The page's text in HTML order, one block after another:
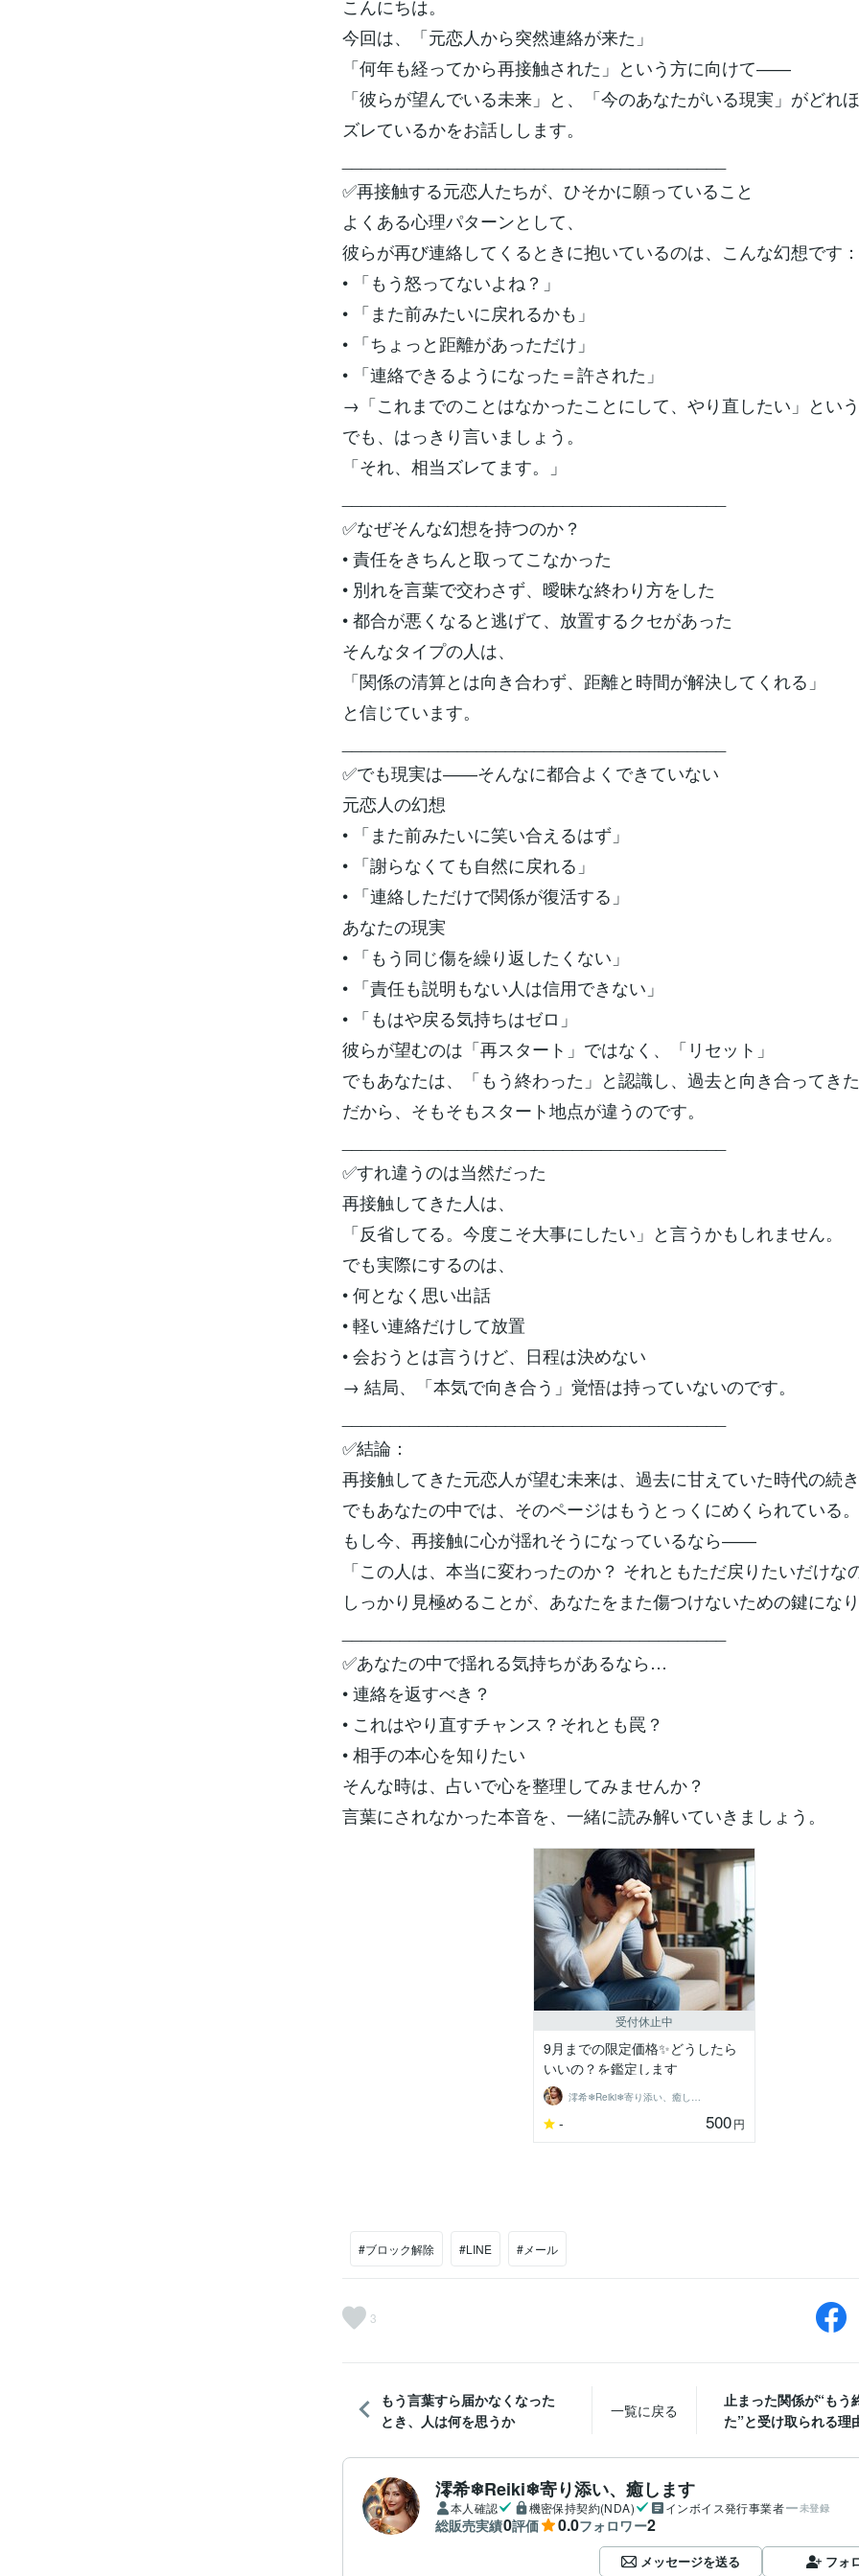
こんにちは。
今回は、「元恋人から突然連絡が来た」
「何年も経ってから再接触された」という方に向けて――
「彼らが望んでいる未来」と、「今のあなたがいる現実」がどれ
ズレているかをお話しします。
✅再接触する元恋人たちが、ひそかに願っていること
よくある心理パターンとして、
彼らが再び連絡してくるときに抱いているのは、こんな幻想です：
• 「もう怒ってないよね？」
• 「また前みたいに戻れるかも」
• 「ちょっと距離があっただけ」
• 「連絡できるようになった＝許された」
→「これまでのことはなかったことにして、やり直したい」という
でも、はっきり言いましょう。
「それ、相当ズレてます。」
✅なぜそんな幻想を持つのか？
• 責任をきちんと取ってこなかった
• 別れを言葉で交わさず、曖昧な終わり方をした
• 都合が悪くなると逃げて、放置するクセがあった
そんなタイプの人は、
「関係の清算とは向き合わず、距離と時間が解決してくれる」
と信じています。
✅でも現実は――そんなに都合よくできていない
元恋人の幻想
• 「また前みたいに笑い合えるはず」
• 「謝らなくても自然に戻れる」
• 「連絡しただけで関係が復活する」
あなたの現実
• 「もう同じ傷を繰り返したくない」
• 「責任も説明もない人は信用できない」
• 「もはや戻る気持ちはゼロ」
彼らが望むのは「再スタート」ではなく、「リセット」
でもあなたは、「もう終わった」と認識し、過去と向き合ってきた
だから、そもそもスタート地点が違うのです。
✅すれ違うのは当然だった
再接触してきた人は、
「反省してる。今度こそ大事にしたい」と言うかもしれません。
でも実際にするのは、
• 何となく思い出話
• 軽い連絡だけして放置
• 会おうとは言うけど、日程は決めない
→ 結局、「本気で向き合う」覚悟は持っていないのです。
✅結論：
再接触してきた元恋人が望む未来は、過去に甘えていた時代の続き
でもあなたの中では、そのページはもうとっくにめくられている。
もし今、再接触に心が揺れそうになっているなら――
「この人は、本当に変わったのか？ それともただ戻りたいだけな
しっかり見極めることが、あなたをまた傷つけないための鍵になり
✅あなたの中で揺れる気持ちがあるなら…
• 連絡を返すべき？
• これはやり直すチャンス？それとも罠？
• 相手の本心を知りたい
そんな時は、占いで心を整理してみませんか？
言葉にされなかった本音を、一緒に読み解いていきましょう。
受付休止中
9月までの限定価格✨どうしたら
いいの？を鑑定します
澪希❄Reiki❄寄り添い、癒します
- 500円
#ブロック解除 #LINE #メール
3
もう言葉すら届かなくなった
とき、人は何を思うか
一覧に戻る
止まった関係が“もう
た”と受け取られる理
澪希❄Reiki❄寄り添い、癒します
本人確認 機密保持契約(NDA) インボイス発行事業者 未登録
総販売実績0評価 0.0フォロワー2
メッセージを送る フォ